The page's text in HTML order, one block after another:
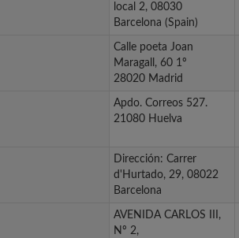
local 2, 08030
Barcelona (Spain)
Calle poeta Joan
Maragall, 60 1º
28020 Madrid
Apdo. Correos 527.
21080 Huelva
Dirección: Carrer
d'Hurtado, 29, 08022
Barcelona
AVENIDA CARLOS III,
Nº 2,